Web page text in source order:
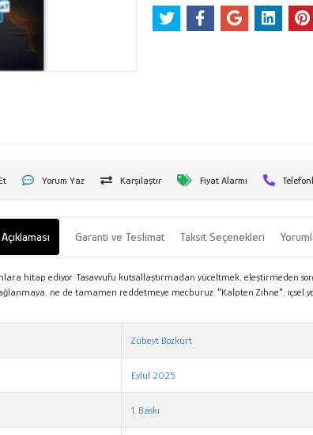
Yorum Yaz Karşılaştır Fiyat Alarmı
Garanti ve Teslimat Taksit Seçenekleri
hitap ediyor. Tasavvufu kutsallaştırmadan yüceltmek, eleştirmeden
ne de tamamen reddetmeye mecburuz. "Kalpten Zihne",
Zübeyt Bozkurt
Eylül 2025
1. Baskı